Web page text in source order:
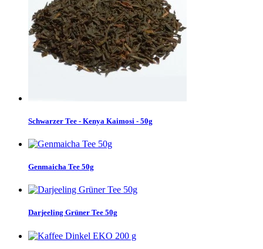
Schwarzer Tee - Kenya Kaimosi - 50g
Genmaicha Tee 50g
Darjeeling Grüner Tee 50g